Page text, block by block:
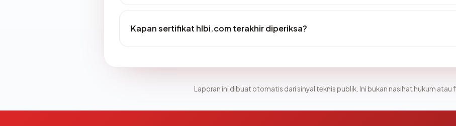
Kapan sertifikat hlbi.com terakhir diperiksa?
Laporan ini dibuat otomatis dari sinyal teknis publik. Ini bukan nasihat hukum atau